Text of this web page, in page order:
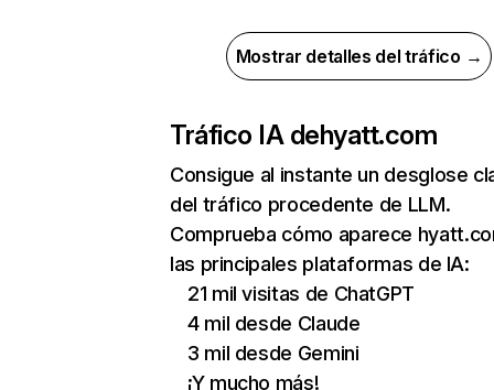
Mostrar detalles del tráfico →
Tráfico IA dehyatt.com
Consigue al instante un desglose
del tráfico procedente de LLM.
Comprueba cómo aparece
las principales plataformas de IA:
21 mil visitas de ChatGPT
4 mil desde Claude
3 mil desde Gemini
¡Y mucho más!